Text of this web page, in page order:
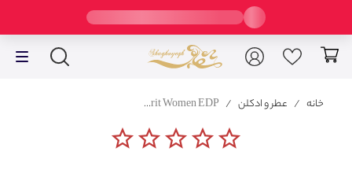
خانه / عطر و ادکلن /
Burberry Brit Women EDP
star_borderstar_borderstar_borderstar_borderstar_border